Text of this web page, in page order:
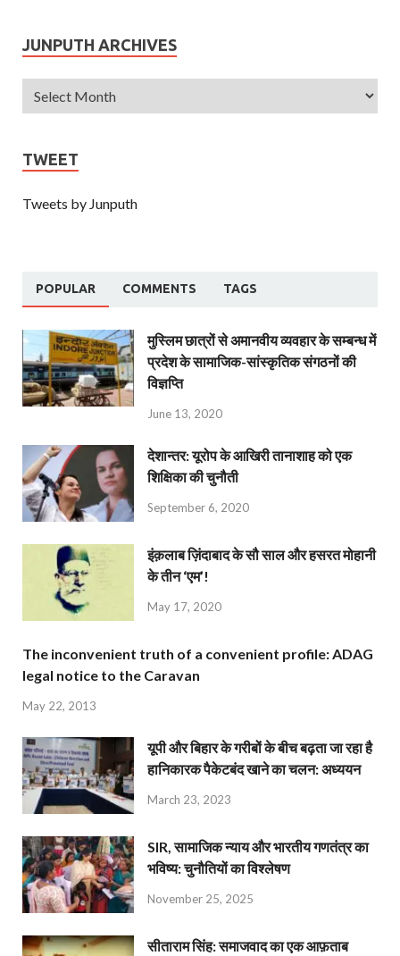
JUNPUTH ARCHIVES
TWEET
Tweets by Junputh
POPULAR COMMENTS TAGS
मुस्लिम छात्रों से अमानवीय व्यवहार के सम्बन्ध में
प्रदेश के सामाजिक-सांस्कृतिक संगठनों की
विज्ञप्ति
June 13, 2020
देशान्‍तर: यूरोप के आखिरी तानाशाह को एक
शिक्षिका की चुनौती
September 6, 2020
इंक़लाब ज़िंदाबाद के सौ साल और हसरत मोहानी
के तीन ‘एम’!
May 17, 2020
The inconvenient truth of a convenient profile: ADAG
legal notice to the Caravan
May 22, 2013
यूपी और बिहार के गरीबों के बीच बढ़ता जा रहा है
हानिकारक पैकेटबंद खाने का चलन: अध्ययन
March 23, 2023
SIR, सामाजिक न्याय और भारतीय गणतंत्र का
भविष्य: चुनौतियों का विश्लेषण
November 25, 2025
सीताराम सिंह: समाजवाद का एक आफ़ताब